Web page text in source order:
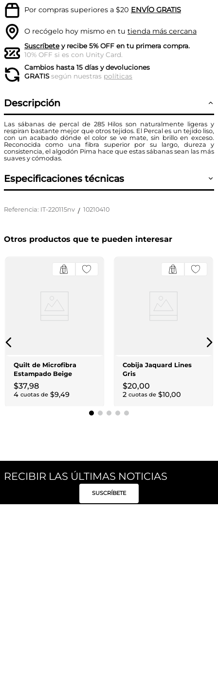
Por compras superiores a $20 ENVÍO GRATIS
O recógelo hoy mismo en tu tienda más cercana
Suscríbetey recibe 5% OFF en tu primera compra.
10% OFF si es con Unity Card.
Cambios hasta 15 días y devoluciones
GRATISsegún nuestras políticas
Descripción
Las sábanas de percal de 285 Hilos son naturalmente ligeras y
respiran bastante mejor que otros tejidos. El Percal es un tejido liso,
con un acabado dónde el color se ve mate, sin brillo en exceso.
Reconocida como una fibra superior por su largo, dureza y
consistencia, el algodón Pima hace que estas sábanas sean las más
suaves y cómodas.
Especificaciones técnicas
Referencia: IT-220115nv / 10210410
Otros productos que te pueden interesar
Quilt de Microfibra
Estampado Beige
$37,98
4 cuotas de $9,49
Cobija Jaquard Lines
Gris
$20,00
2 cuotas de $10,00
RECIBIR LAS ÚLTIMAS NOTICIAS
SUSCRÍBETE